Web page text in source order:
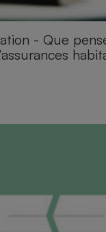
- Que